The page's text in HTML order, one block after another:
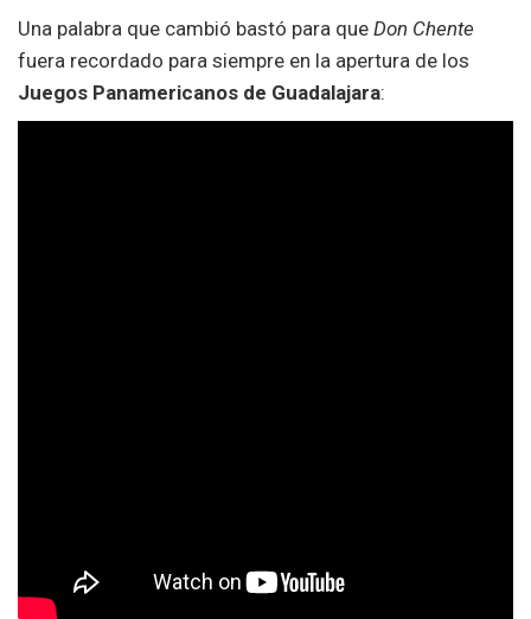
Una palabra que cambió bastó para que Don Chente
fuera recordado para siempre en la apertura de los
Juegos Panamericanos de Guadalajara: